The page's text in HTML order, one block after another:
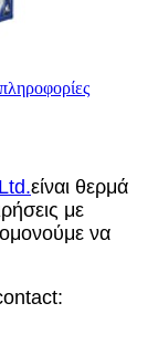
είναι θερμά
με
να